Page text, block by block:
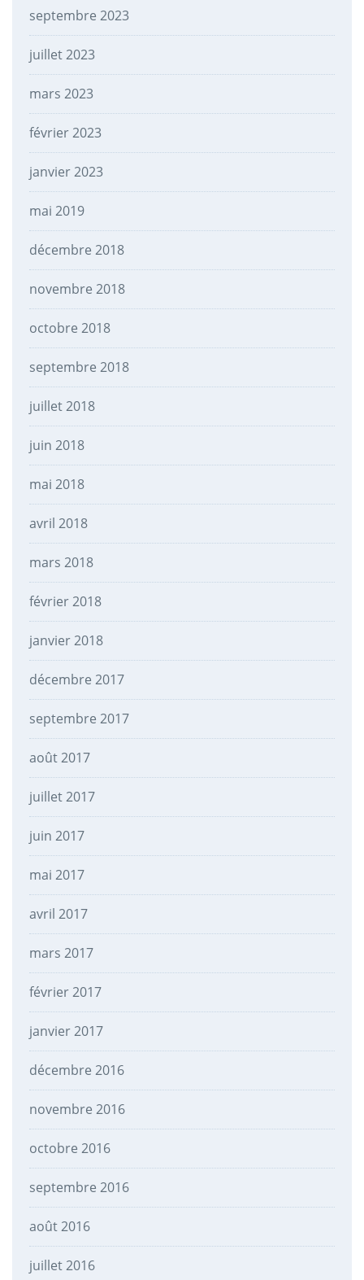
septembre 2023
juillet 2023
mars 2023
février 2023
janvier 2023
mai 2019
décembre 2018
novembre 2018
octobre 2018
septembre 2018
juillet 2018
juin 2018
mai 2018
avril 2018
mars 2018
février 2018
janvier 2018
décembre 2017
septembre 2017
août 2017
juillet 2017
juin 2017
mai 2017
avril 2017
mars 2017
février 2017
janvier 2017
décembre 2016
novembre 2016
octobre 2016
septembre 2016
août 2016
juillet 2016